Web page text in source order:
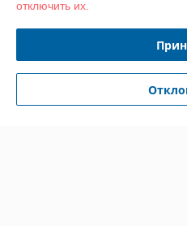
График работы
Политика обработки cookies
отключить их.